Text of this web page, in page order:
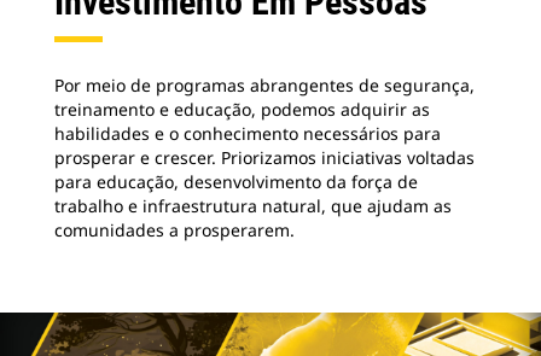
Por meio de programas abrangentes de segurança,
treinamento e educação, podemos adquirir as
habilidades e o conhecimento necessários para
prosperar e crescer. Priorizamos iniciativas voltadas
para educação, desenvolvimento da força de
trabalho e infraestrutura natural, que ajudam as
comunidades a prosperarem.